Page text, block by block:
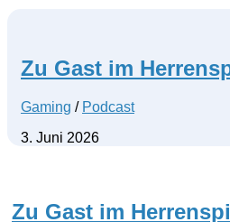
Zu Gast im
Gaming / Podcast
3. Juni 2026
Zu Gast im